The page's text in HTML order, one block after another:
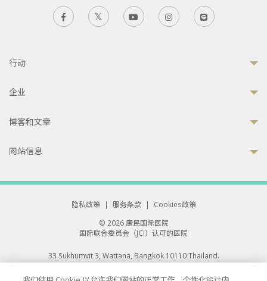
行动
企业
博客和文章
网站信息
隐私政策 | 服务条款 |
Cookies政策
© 2026 康民国际医院
国际联合委员会（JCI）认可的医院
33 Sukhumvit 3, Wattana, Bangkok 10110 Thailand.
All rights reserved.